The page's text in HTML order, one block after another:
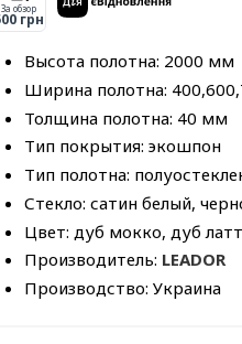
За обзор
грн
Высота полотна: 2000 мм
Ширина полотна:
Толщина полотна: 40 мм
Тип покрытия: экошпон
Тип полотна:
Стекло: сатин белый,
Цвет: дуб мокко, дуб
Производитель: LEADOR
Производство: Украина